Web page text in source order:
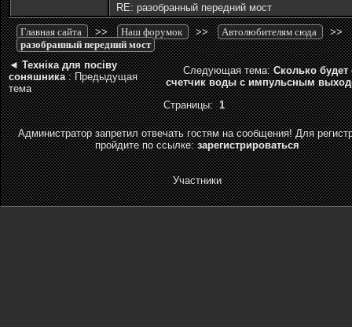
RE: разобранный передний мост
Главная сайта >> Наш форумок >> Автолюбителям сюда
>>
разобранный передний мост
◄Техніка для посіву
соняшника: Предыдущая
тема
Следующая тема:Сколько будет
счетчик воды с импульсным
Страницы:1
Администратор запретил отвечать гостям на сообщения! Для
пройдите по ссылке:зарегистрироваться
Участники